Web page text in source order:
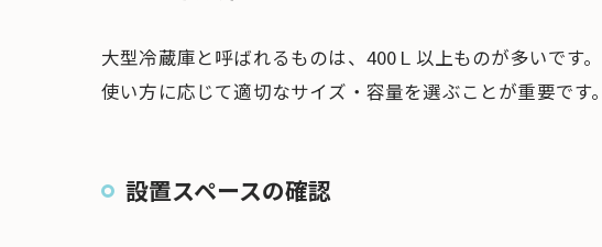
大型冷蔵庫と呼ばれるものは、400Ｌ以上ものが多いです
使い方に応じて適切なサイズ・容量を選ぶことが重要です。
設置スペースの確認